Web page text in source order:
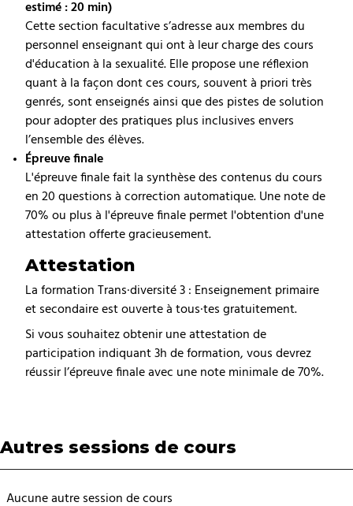
estimé : 20 min)
Cette section facultative s’adresse aux membres du
personnel enseignant qui ont à leur charge des cours
d'éducation à la sexualité. Elle propose une réflexion
quant à la façon dont ces cours, souvent à priori très
genrés, sont enseignés ainsi que des pistes de solution
pour adopter des pratiques plus inclusives envers
l’ensemble des élèves.
Épreuve finale
L'épreuve finale fait la synthèse des contenus du cours
en 20 questions à correction automatique. Une note de
70% ou plus à l'épreuve finale permet l'obtention d'une
attestation offerte gracieusement.
Attestation
La formation Trans·diversité 3 : Enseignement primaire
et secondaire est ouverte à tous·tes gratuitement.
Si vous souhaitez obtenir une attestation de
participation indiquant 3h de formation, vous devrez
réussir l’épreuve finale avec une note minimale de 70%.
Autres sessions de cours
Aucune autre session de cours